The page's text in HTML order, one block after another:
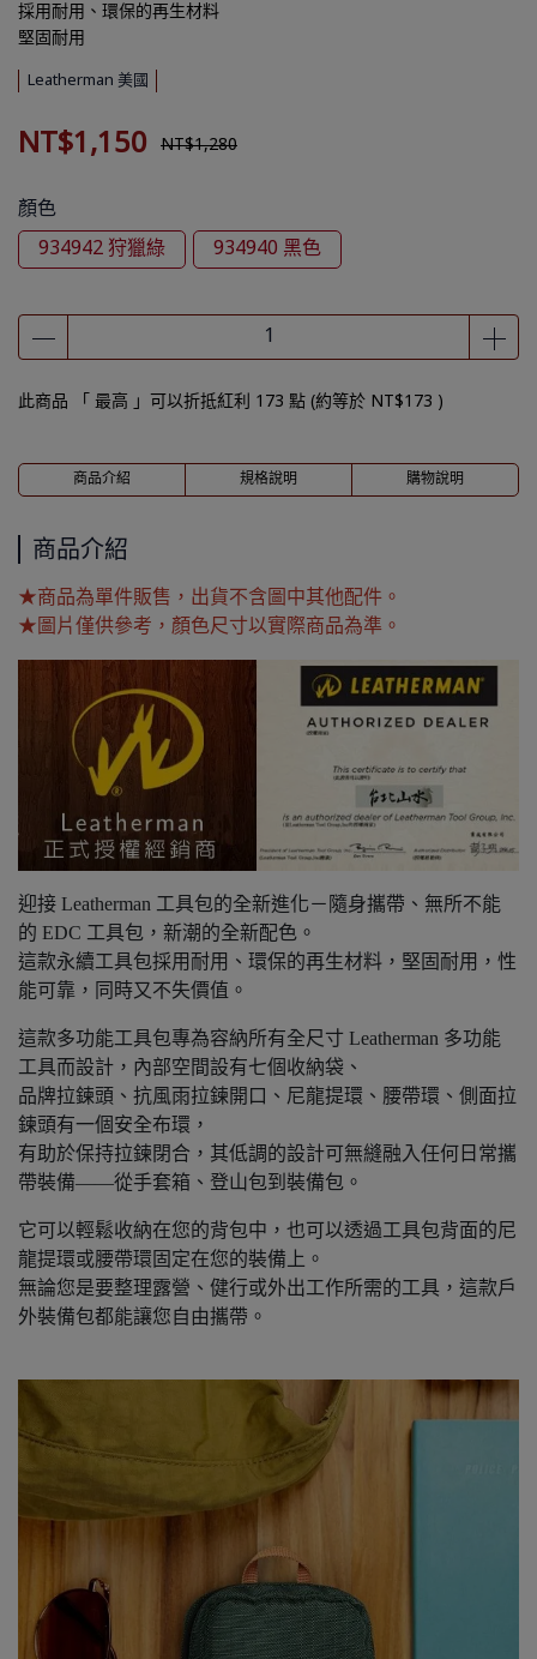
採用耐用、環保的再生材料
堅固耐用
Leatherman 美國
NT$1,150 NT$1,280
顏色
934942 狩獵綠
934940 黑色
此商品 「 最高 」可以折抵紅利 173 點 (約等於 NT$173 )
商品介紹 規格說明 購物說明
商品介紹
★商品為單件販售，出貨不含圖中其他配件。
★圖片僅供參考，顏色尺寸以實際商品為準。
迎接 Leatherman 工具包的全新進化－隨身攜帶、無所不能
的 EDC 工具包，新潮的全新配色。
這款永續工具包採用耐用、環保的再生材料，堅固耐用，性
能可靠，同時又不失價值。
這款多功能工具包專為容納所有全尺寸 Leatherman 多功能
工具而設計，內部空間設有七個收納袋、
品牌拉鍊頭、抗風雨拉鍊開口、尼龍提環、腰帶環、側面拉
鍊頭有一個安全布環，
有助於保持拉鍊閉合，其低調的設計可無縫融入任何日常攜
帶裝備——從手套箱、登山包到裝備包。
它可以輕鬆收納在您的背包中，也可以透過工具包背面的尼
龍提環或腰帶環固定在您的裝備上。
無論您是要整理露營、健行或外出工作所需的工具，這款戶
外裝備包都能讓您自由攜帶。